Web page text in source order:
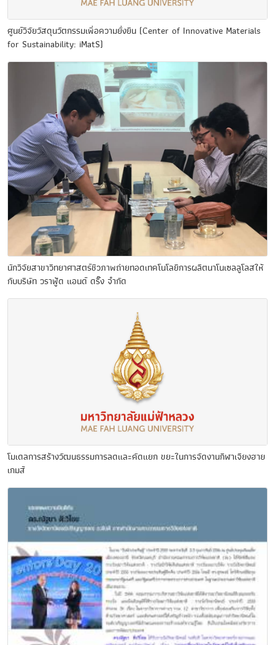
ศูนย์​วิจัย​วัสดุ​นวัตกรรม​เพื่อ​ความ​ยั่งยืน​ (Center of Innovative Materials
for Sustainability: iMatS)
นักวิจัยสาขาวิทยาศาสตร์ชีวภาพถ่ายทอดเทคโนโลยีการผลิตนาโนเซลลูโลสให้
กับบริษัท วราฟู้ด แอนด์ ดริ๊ง จำกัด
โมเดลการสร้างวัฒนธรรมการลดและคัดแยก ขยะในการจัดงานกีฬาเจียงฮาย
เกมส์